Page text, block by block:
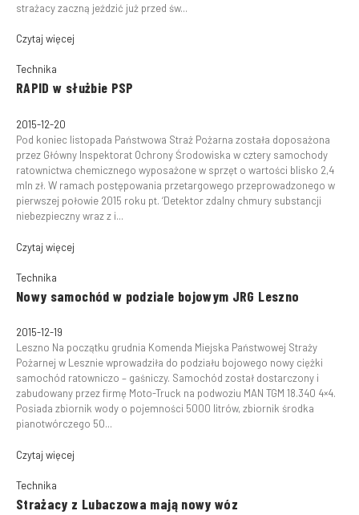
strażacy zaczną jeździć już przed św...
Czytaj więcej
Technika
RAPID w służbie PSP
2015-12-20
Pod koniec listopada Państwowa Straż Pożarna została doposażona
przez Główny Inspektorat Ochrony Środowiska w cztery samochody
ratownictwa chemicznego wyposażone w sprzęt o wartości blisko 2,4
mln zł. W ramach postępowania przetargowego przeprowadzonego w
pierwszej połowie 2015 roku pt. ‘Detektor zdalny chmury substancji
niebezpieczny wraz z i...
Czytaj więcej
Technika
Nowy samochód w podziale bojowym JRG Leszno
2015-12-19
Leszno Na początku grudnia Komenda Miejska Państwowej Straży
Pożarnej w Lesznie wprowadziła do podziału bojowego nowy ciężki
samochód ratowniczo – gaśniczy. Samochód został dostarczony i
zabudowany przez firmę Moto-Truck na podwoziu MAN TGM 18.340 4×4.
Posiada zbiornik wody o pojemności 5000 litrów, zbiornik środka
pianotwórczego 50...
Czytaj więcej
Technika
Strażacy z Lubaczowa mają nowy wóz